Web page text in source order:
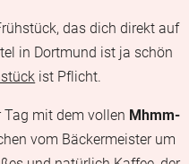
das dich direkt auf
in Dortmund ist ja schön
ist Pflicht.
Tag mit dem vollen Mhmm-
vom Bäckermeister um